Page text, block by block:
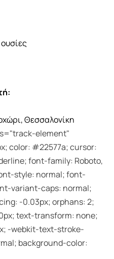
Θεσσαλονίκη
element"
color: #22577a; cursor:
font-family: Roboto,
style: normal; font-
variant-caps: normal;
-0.03px; orphans: 2;
text-transform: none;
-webkit-text-stroke-
background-color: